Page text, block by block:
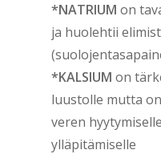
*NATRIUM on
ja huolehtii
*KALSIUM on
luustolle mutta
veren
ylläpitämiselle